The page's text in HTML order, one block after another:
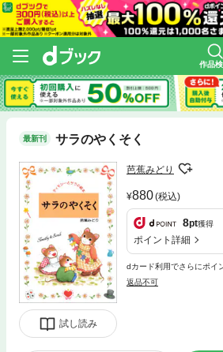
作品
最新刊 サラのやくそく
試し読み
芭蕉みどり
880(税込)
8pt獲得
ポイント詳細
dカード利用でさらにポイ
返品不可